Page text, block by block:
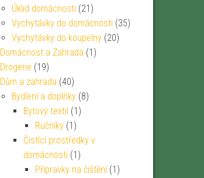
Úklid domácnosti (21)
Vychytávky do domácnosti (35)
Vychytávky do koupelny (20)
Domácnost a Zahrada (1)
Drogerie (19)
Dům a zahrada (40)
Bydlení a doplňky (8)
Bytový textil (1)
Ručníky (1)
Čistící prostředky v
domácnosti (1)
Přípravky na čištění (1)